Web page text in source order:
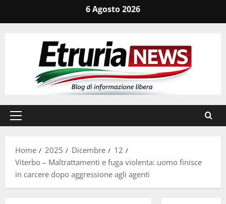
6 Agosto 2026
Menu
Home
2025 Dicembre
12
Viterbo – Maltrattamenti e fuga violenta: uomo finisce
in carcere dopo aggressione agli agenti